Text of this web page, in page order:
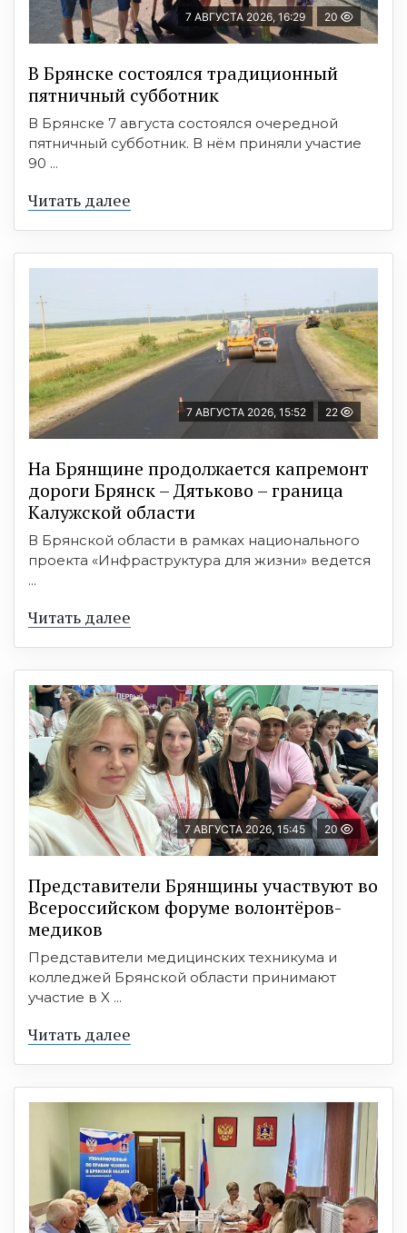
7 АВГУСТА 2026, 16:29 20
В Брянске состоялся традиционный
пятничный субботник
В Брянске 7 августа состоялся очередной
пятничный субботник. В нём приняли участие
90 ...
Читать далее
7 АВГУСТА 2026, 15:52 22
На Брянщине продолжается капремонт
дороги Брянск – Дятьково – граница
Калужской области
В Брянской области в рамках национального
проекта «Инфраструктура для жизни» ведется
...
Читать далее
7 АВГУСТА 2026, 15:45 20
Представители Брянщины участвуют во
Всероссийском форуме волонтёров-
медиков
Представители медицинских техникума и
колледжей Брянской области принимают
участие в X ...
Читать далее